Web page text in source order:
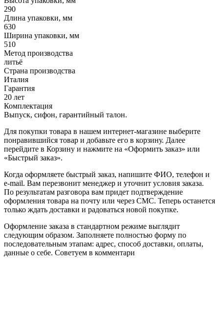
290
Длина упаковки, мм
630
Ширина упаковки, мм
510
Метод производства
литьё
Страна производства
Италия
Гарантия
20 лет
Комплектация
Выпуск, сифон, гарантийный талон.
Для покупки товара в нашем интернет-магазине выберите
понравившийся товар и добавьте его в корзину. Далее
перейдите в Корзину и нажмите на «Оформить заказ» или
«Быстрый заказ».
Когда оформляете быстрый заказ, напишите ФИО, телефон и
e-mail. Вам перезвонит менеджер и уточнит условия заказа.
По результатам разговора вам придет подтверждение
оформления товара на почту или через СМС. Теперь останется
только ждать доставки и радоваться новой покупке.
Оформление заказа в стандартном режиме выглядит
следующим образом. Заполняете полностью форму по
последовательным этапам: адрес, способ доставки, оплаты,
данные о себе. Советуем в комментари